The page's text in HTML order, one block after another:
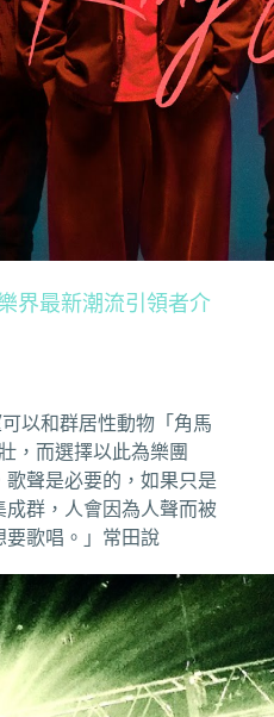
界最新潮流引領者介
以和群居性動物「角馬
，而選擇以此為樂團
聲是必要的，如果只是
群，人會因為人聲而被
要歌唱。」常田說